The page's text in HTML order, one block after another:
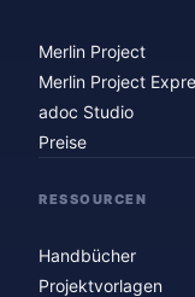
Merlin Project
Merlin Project
adoc Studio
Preise
RESSOURCEN
Handbücher
Projektvorlagen